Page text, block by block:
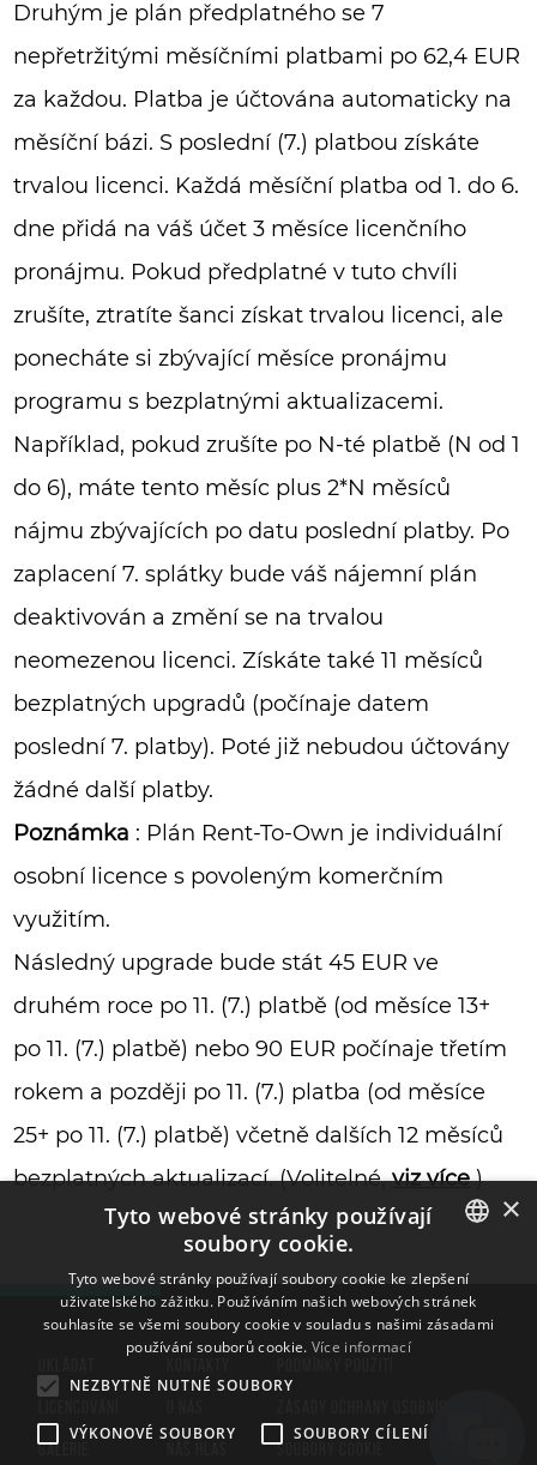
Druhým je plán předplatného se 7
nepřetržitými měsíčními platbami po 62,4 EUR
za každou. Platba je účtována automaticky na
měsíční bázi. S poslední (7.) platbou získáte
trvalou licenci. Každá měsíční platba od 1. do 6.
dne přidá na váš účet 3 měsíce licenčního
pronájmu. Pokud předplatné v tuto chvíli
zrušíte, ztratíte šanci získat trvalou licenci, ale
ponecháte si zbývající měsíce pronájmu
programu s bezplatnými aktualizacemi.
Například, pokud zrušíte po N-té platbě (N od 1
do 6), máte tento měsíc plus 2*N měsíců
nájmu zbývajících po datu poslední platby. Po
zaplacení 7. splátky bude váš nájemní plán
deaktivován a změní se na trvalou
neomezenou licenci. Získáte také 11 měsíců
bezplatných upgradů (počínaje datem
poslední 7. platby). Poté již nebudou účtovány
žádné další platby.
Poznámka : Plán Rent-To-Own je individuální
osobní licence s povoleným komerčním
využitím.
Následný upgrade bude stát 45 EUR ve
druhém roce po 11. (7.) platbě (od měsíce 13+
po 11. (7.) platbě) nebo 90 EUR počínaje třetím
rokem a později po 11. (7.) platba (od měsíce
25+ po 11. (7.) platbě) včetně dalších 12 měsíců
bezplatných aktualizací. (Volitelné,viz více)
GALERIE SOUBORY COOKIE
ENGLISH
DANISH
×
Tyto webové stránky používají
soubory cookie.
Tyto webové stránky používají soubory cookie ke zlepšení
uživatelského zážitku. Používáním našich webových stránek
souhlasíte se všemi soubory cookie v souladu s našimi zásadami
používání souborů cookie. Více informací
NEZBYTNĚ NUTNÉ SOUBORY
VÝKONOVÉ SOUBORY SOUBORY CÍLENÍ